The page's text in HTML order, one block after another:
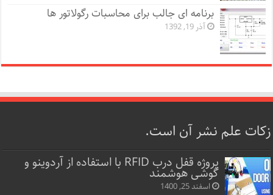
برنامه ای جالب برای محاسبات رگولاتور ها
آذر 19, 1392
زکات علم نشر آن است.
پروژه قفل‌ درب RFID با استفاده از آردوینو و
گوشی هوشمند
اسفند 25, 1400